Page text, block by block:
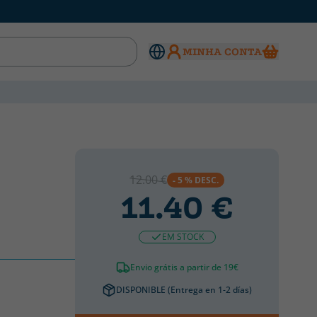
MINHA CONTA
12.00 € - 5 % DESC.
11.40 €
EM STOCK
Envio grátis a partir de 19€
DISPONIBLE (Entrega en 1-2 días)